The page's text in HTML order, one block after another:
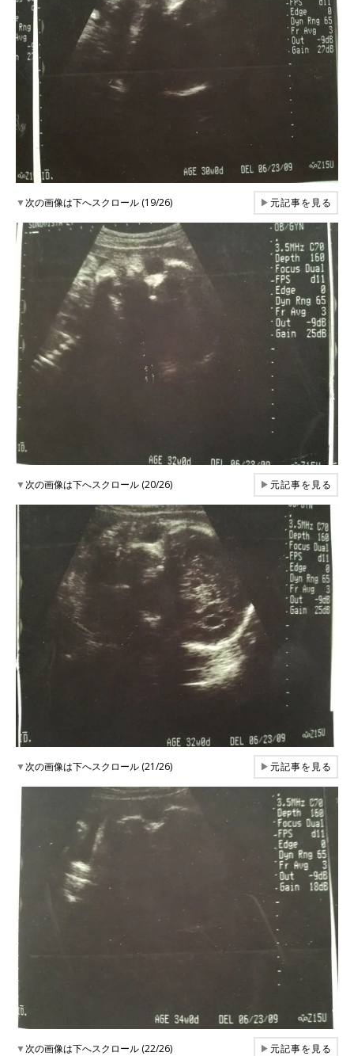
▼次の画像は下へスクロール (19/26) ▶元記事を見る
▼次の画像は下へスクロール (20/26) ▶元記事を見る
▼次の画像は下へスクロール (21/26) ▶元記事を見る
▼次の画像は下へスクロール (22/26) ▶元記事を見る